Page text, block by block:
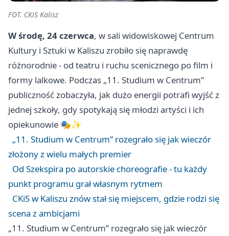
FOT. CKiS Kalisz
W środę, 24 czerwca, w sali widowiskowej Centrum
Kultury i Sztuki w Kaliszu zrobiło się naprawdę
różnorodnie - od teatru i ruchu scenicznego po film i
formy lalkowe. Podczas „11. Studium w Centrum”
publiczność zobaczyła, jak dużo energii potrafi wyjść z
jednej szkoły, gdy spotykają się młodzi artyści i ich
opiekunowie 🎭✨
„11. Studium w Centrum” rozegrało się jak wieczór
złożony z wielu małych premier
Od Szekspira po autorskie choreografie - tu każdy
punkt programu grał własnym rytmem
CKiS w Kaliszu znów stał się miejscem, gdzie rodzi się
scena z ambicjami
„11. Studium w Centrum” rozegrało się jak wieczór